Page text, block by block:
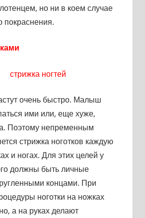
но ни в коем случае
покраснения.
очень быстро. Малыш
ими или, еще хуже,
Поэтому непременным
стрижка ноготков каждую
и ногах. Для этих целей у
должны быть личные
концами. При
ноготки на ножках
а на руках делают